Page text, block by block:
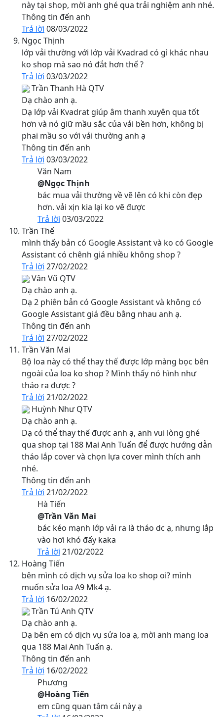
này tại shop, mời anh ghé qua trải nghiệm anh nhé.
Thông tin đến anh
Trả lời 08/03/2022
Ngọc Thịnh
lớp vải thường với lớp vải Kvadrad có gì khác nhau
ko shop mà sao nó đắt hơn thế ?
Trả lời 03/03/2022
Trần Thanh Hà QTV
Dạ chào anh ạ.
Dạ lớp vải Kvadrat giúp âm thanh xuyên qua tốt
hơn và nó giữ mầu sắc của vải bền hơn, không bị
phai mầu so với vải thường anh ạ
Thông tin đến anh
Trả lời 03/03/2022
Văn Nam
@Ngọc Thịnh
bác mua vải thường về vẽ lên có khi còn đẹp
hơn. vải xịn kia lại ko vẽ được
Trả lời 03/03/2022
Trần Thế
mình thấy bản có Google Assistant và ko có Google
Assistant có chênh giá nhiều không shop ?
Trả lời 27/02/2022
Vân Vũ QTV
Dạ chào anh ạ.
Dạ 2 phiên bản có Google Assistant và không có
Google Assistant giá đều bằng nhau anh ạ.
Thông tin đến anh
Trả lời 27/02/2022
Trần Văn Mai
Bộ loa này có thể thay thế được lớp màng bọc bên
ngoài của loa ko shop ? Mình thấy nó hình như
tháo ra được ?
Trả lời 21/02/2022
Huỳnh Như QTV
Dạ chào anh ạ.
Dạ có thể thay thế được anh ạ, anh vui lòng ghé
qua shop tại 188 Mai Anh Tuấn để được hướng dẫn
tháo lắp cover và chọn lựa cover mình thích anh
nhé.
Thông tin đến anh
Trả lời 21/02/2022
Hà Tiến
@Trần Văn Mai
bác kéo mạnh lớp vải ra là tháo dc ạ, nhưng lắp
vào hơi khó đấy kaka
Trả lời 21/02/2022
Hoàng Tiến
bên mình có dịch vụ sửa loa ko shop oi? mình
muốn sửa loa A9 Mk4 ạ.
Trả lời 16/02/2022
Trần Tú Anh QTV
Dạ chào anh ạ.
Dạ bên em có dịch vụ sửa loa ạ, mời anh mang loa
qua 188 Mai Anh Tuấn ạ.
Thông tin đến anh
Trả lời 16/02/2022
Phương
@Hoàng Tiến
em cũng quan tâm cái này ạ